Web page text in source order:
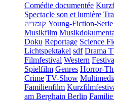
Comédie documentée
Spectacle son et lumière
קומדיה Young-Fiction-Serie
Musikfilm
Doku Reportage Science
Lichtspektakel sdf Drama
Filmfestival Western
Spielfilm Genres Horror-
Crime TV-Show
Familienfilm
am Berghain Berlin